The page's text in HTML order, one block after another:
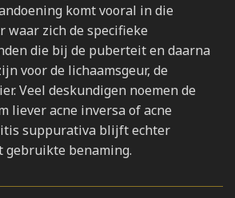
komt vooral in die
waar zich de specifieke
die bij de puberteit en daarna
voor de lichaamsgeur, de
Veel deskundigen noemen de
liever acne inversa of acne
suppurativa blijft echter
gebruikte benaming.